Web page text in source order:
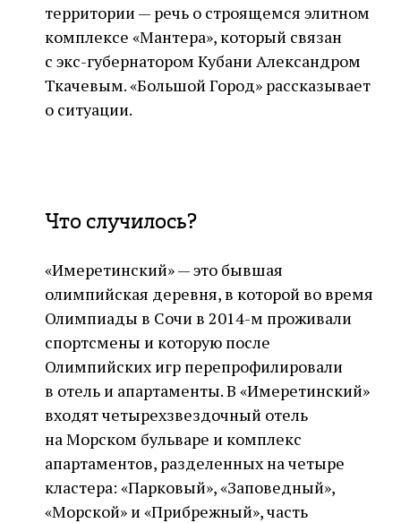
территории — речь о строящемся элитном
комплексе «Мантера», который связан
с экс-губернатором Кубани Александром
Ткачевым. «Большой Город» рассказывает
о ситуации.
Что случилось?
«Имеретинский» — это бывшая
олимпийская деревня, в которой во время
Олимпиады в Сочи в 2014-м проживали
спортсмены и которую после
Олимпийских игр перепрофилировали
в отель и апартаменты. В «Имеретинский»
входят четырехзвездочный отель
на Морском бульваре и комплекс
апартаментов, разделенных на четыре
кластера: «Парковый», «Заповедный»,
«Морской» и «Прибрежный», часть